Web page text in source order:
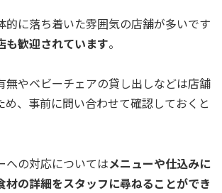
的に落ち着いた雰囲気の店舗が多いです
も歓迎されています。
無やベビーチェアの貸し出しなどは店舗
め、事前に問い合わせて確認しておくと
への対応についてはメニューや仕込みに
材の詳細をスタッフに尋ねることができ